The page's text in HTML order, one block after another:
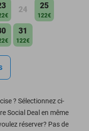
24 25
122€
31
122€
? Sélectionnez ci-
Social Deal en même
réserver? Pas de